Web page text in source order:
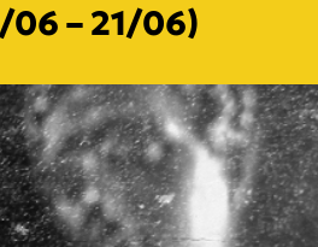
06 – 21/06)